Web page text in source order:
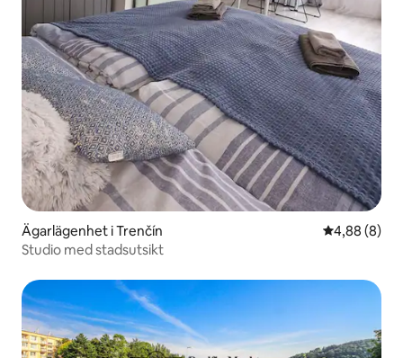
Ägarlägenhet i Trenčín 4,88 av 5 i
4,88 (8)
Studio med stadsutsikt